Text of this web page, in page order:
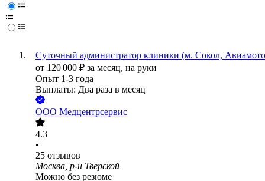
Суточный администратор клиники (м. Сокол,
от 120 000 ₽ за месяц, на руки
Опыт 1-3 года
Выплаты: Два раза в месяц
ООО Медцентрсервис
4.3
•
25 отзывов
Москва, р-н Тверской
Можно без резюме